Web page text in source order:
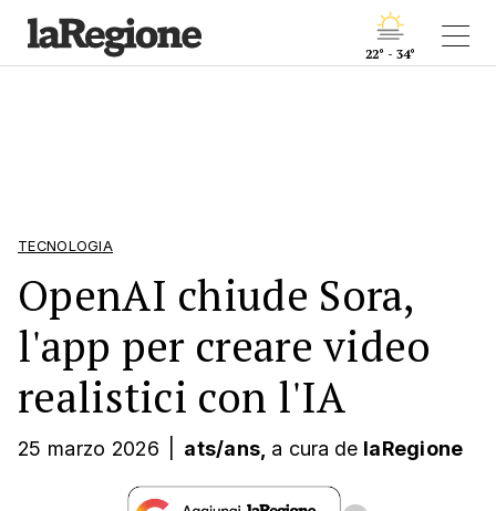
22° - 34°
TECNOLOGIA
OpenAI chiude Sora,
l'app per creare video
realistici con l'IA
25 marzo 2026 ats/ans, a cura de laRegione